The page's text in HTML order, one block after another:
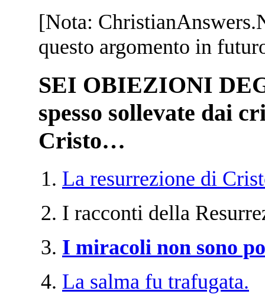
[Nota:
questo argomento in
SEI OBIEZIONI
spesso sollevate dai
Cristo…
La resurrezione di
I racconti della
I miracoli non sono
La salma fu trafugata.